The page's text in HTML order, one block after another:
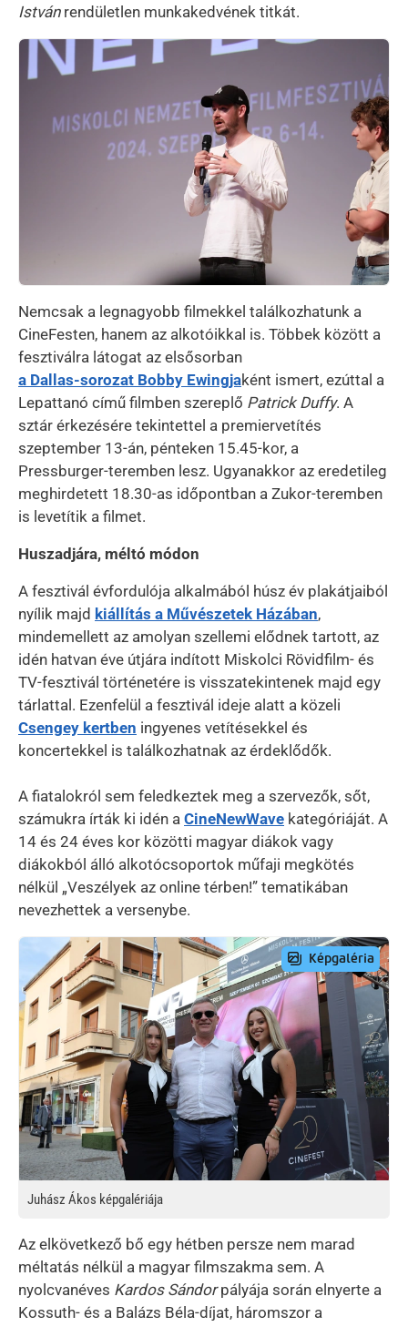
Istvánrendületlen munkakedvének titkát.
Kép
Nemcsak a legnagyobb filmekkel találkozhatunk a
CineFesten, hanem az alkotóikkal is. Többek között a
fesztiválra látogat az elsősorban
a Dallas-sorozat Bobby Ewingjaként ismert, ezúttal a
Lepattanó című filmben szereplő Patrick Duffy. A
sztár érkezésére tekintettel a premiervetítés
szeptember 13-án, pénteken 15.45-kor, a
Pressburger-teremben lesz. Ugyanakkor az eredetileg
meghirdetett 18.30-as időpontban a Zukor-teremben
is levetítik a filmet.
Huszadjára, méltó módon
A fesztivál évfordulója alkalmából húsz év plakátjaiból
nyílik majd kiállítás a Művészetek Házában,
mindemellett az amolyan szellemi elődnek tartott, az
idén hatvan éve útjára indított Miskolci Rövidfilm- és
TV-fesztivál történetére is visszatekintenek majd egy
tárlattal. Ezenfelül a fesztivál ideje alatt a közeli
Csengey kertben ingyenes vetítésekkel és
koncertekkel is találkozhatnak az érdeklődők.
A fiatalokról sem feledkeztek meg a szervezők, sőt,
számukra írták ki idén a CineNewWave kategóriáját. A
14 és 24 éves kor közötti magyar diákok vagy
diákokból álló alkotócsoportok műfaji megkötés
nélkül „Veszélyek az online térben!” tematikában
nevezhettek a versenybe.
Preview Image
Juhász Ákos képgalériája
Az elkövetkező bő egy hétben persze nem marad
méltatás nélkül a magyar filmszakma sem. A
nyolcvanéves Kardos Sándorpályája során elnyerte a
Kossuth- és a Balázs Béla-díjat, háromszor a